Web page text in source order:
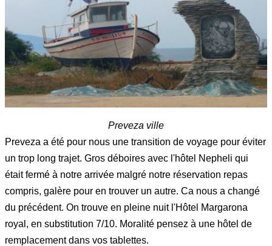
Preveza ville
Preveza a été pour nous une transition de voyage pour éviter
un trop long trajet. Gros déboires avec l'hôtel Nepheli qui
était fermé à notre arrivée malgré notre réservation repas
compris, galère pour en trouver un autre. Ca nous a changé
du précédent. On trouve en pleine nuit l'Hôtel Margarona
royal, en substitution 7/10. Moralité pensez à une hôtel de
remplacement dans vos tablettes.